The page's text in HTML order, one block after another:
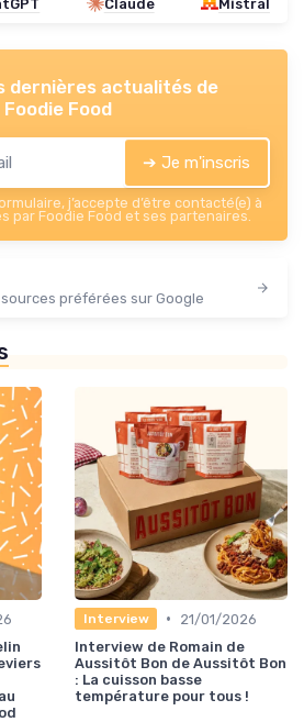
Claude Mistral
dernières actualités de
Foodie Food
➔ Je m'inscris
j’accepte d’être contacté(e) à
par Foodie Food et ses partenaires.
préférées sur Google
Interview •
21/01/2026
Interview de Romain de
Aussitôt Bon de Aussitôt Bon
: La cuisson basse
température pour tous !